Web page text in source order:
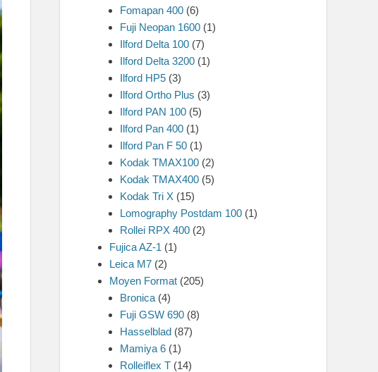
Fomapan 400 (6)
Fuji Neopan 1600 (1)
Ilford Delta 100 (7)
Ilford Delta 3200 (1)
Ilford HP5 (3)
Ilford Ortho Plus (3)
Ilford PAN 100 (5)
Ilford Pan 400 (1)
Ilford Pan F 50 (1)
Kodak TMAX100 (2)
Kodak TMAX400 (5)
Kodak Tri X (15)
Lomography Postdam 100 (1)
Rollei RPX 400 (2)
Fujica AZ-1 (1)
Leica M7 (2)
Moyen Format (205)
Bronica (4)
Fuji GSW 690 (8)
Hasselblad (87)
Mamiya 6 (1)
Rolleiflex T (14)